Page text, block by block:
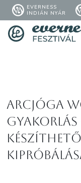
EVERNESS
INDIÁN NYÁR
Arcjóga